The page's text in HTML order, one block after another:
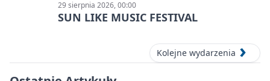
29 sierpnia 2026, 00:00
SUN LIKE MUSIC FESTIVAL
Kolejne wydarzenia